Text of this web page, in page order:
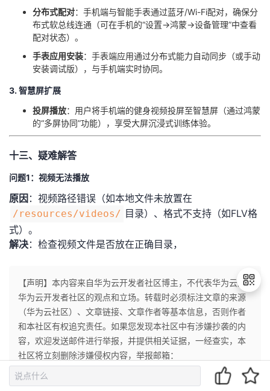
​分布式配对​​：手机端与智能手表通过蓝牙/Wi-Fi配对，确保分
布式软总线连通（可在手机的“设置→鸿蒙→设备管理”中查看
配对状态）。
​手表应用安装​​：手表端应用通过分布式能力自动同步（或手动
安装调试版），与手机端实时协同。
3. 智慧屏扩展
​投屏播放​​：用户将手机端的健身视频投屏至智慧屏（通过鸿蒙
的“多屏协同”功能），享受大屏沉浸式训练体验。
十三、疑难解答
问题1：视频无法播放
​原因​ ​：视频路径错误（如本地文件未放置在
/resources/videos/ 目录）、格式不支持（如FLV格
式）。
​解决​​：检查视频文件是否放在正确目录，
【声明】本内容来自华为云开发者社区博主，不代表华为云及
华为云开发者社区的观点和立场。转载时必须标注文章的来源
（华为云社区）、文章链接、文章作者等基本信息，否则作者
和本社区有权追究责任。如果您发现本社区中有涉嫌抄袭的内
容，欢迎发送邮件进行举报，并提供相关证据，一经查实，本
社区将立刻删除涉嫌侵权内容，举报邮箱：
cloudbbs@huaweicloud.com